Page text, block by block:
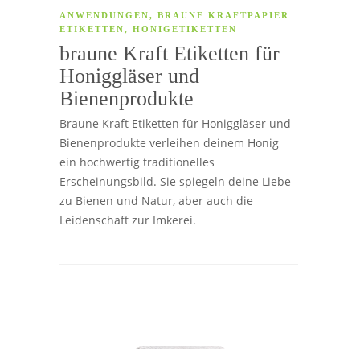
ANWENDUNGEN, BRAUNE KRAFTPAPIER
ETIKETTEN, HONIGETIKETTEN
braune Kraft Etiketten für
Honiggläser und
Bienenprodukte
Braune Kraft Etiketten für Honiggläser und
Bienenprodukte verleihen deinem Honig
ein hochwertig traditionelles
Erscheinungsbild. Sie spiegeln deine Liebe
zu Bienen und Natur, aber auch die
Leidenschaft zur Imkerei.